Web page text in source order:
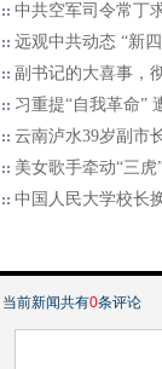
中共空军司令常丁
远观中共动态 “新
副书记的大喜事，
习重提“自我革命”
云南泸水39岁副市
美女歌手牵动“三
中国人民大学校长
当前新闻共有0条评论